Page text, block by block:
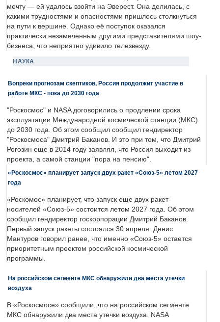
мечту — ей удалось взойти на Эверест. Она делилась, с
какими трудностями и опасностями пришлось столкнуться
на пути к вершине. Однако её поступок оказался
практически незамеченным другими представителями шоу-
бизнеса, что неприятно удивило телезвезду.
НАУКА
Вопреки прогнозам скептиков, Россия продолжит участие в
работе МКС - пока до 2030 года
"Роскосмос" и NASA договорились о продлении срока
эксплуатации Международной космической станции (МКС)
до 2030 года. Об этом сообщил сообщил гендиректор
"Роскосмоса" Дмитрий Баканов. И это при том, что Дмитрий
Рогозин еще в 2014 году заявлял, что Россия выходит из
проекта, а самой станции "пора на пенсию".
«Роскосмос» планирует запуск двух ракет «Союз-5» летом 2027
года
«Роскомос» планирует, что запуск еще двух ракет-
носителей «Союз-5» состоится летом 2027 года. Об этом
сообщил гендиректор госкорпорации Дмитрий Баканов.
Первый запуск ракеты состоялся 30 апреля. Денис
Мантуров говорил ранее, что именно «Союз-5» остается
приоритетным проектом российской космической
программы.
На российском сегменте МКС обнаружили два места утечки
воздуха
В «Роскосмосе» сообщили, что на российском сегменте
МКС обнаружили два места утечки воздуха. NASA